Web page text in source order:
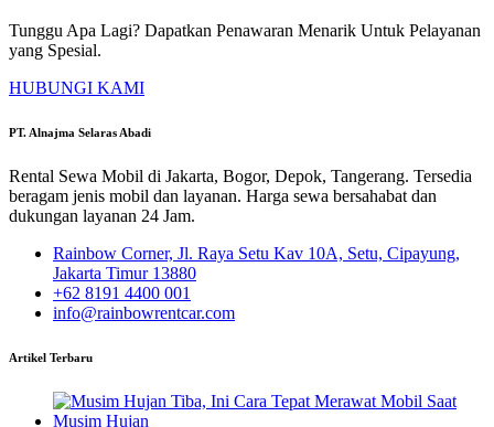
Tunggu Apa Lagi? Dapatkan Penawaran Menarik Untuk Pelayanan
yang Spesial.
HUBUNGI KAMI
PT. Alnajma Selaras Abadi
Rental Sewa Mobil di Jakarta, Bogor, Depok, Tangerang. Tersedia
beragam jenis mobil dan layanan. Harga sewa bersahabat dan
dukungan layanan 24 Jam.
Rainbow Corner, Jl. Raya Setu Kav 10A, Setu, Cipayung,
Jakarta Timur 13880
+62 8191 4400 001
info@rainbowrentcar.com
Artikel Terbaru